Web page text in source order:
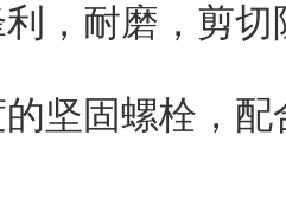
耐磨，剪切
固螺栓，配